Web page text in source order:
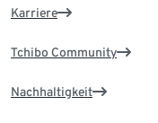
Karriere
Tchibo Community
Nachhaltigkeit